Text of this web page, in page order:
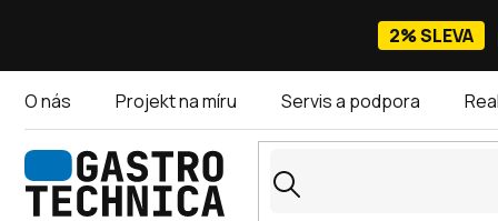
2% SLEVA
O nás Projekt na míru Servis a podpora